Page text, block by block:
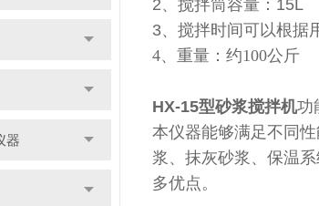
器
2、搅拌筒容量： 15L
3、搅拌时间可以根据
4、重量：约100公斤
HX-15型砂浆搅拌机功
本仪器能够满足不同
浆、抹灰砂浆、保温
多优点。